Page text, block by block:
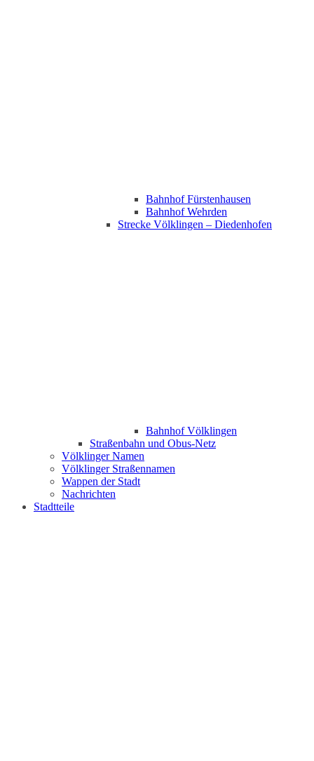
Bahnhof Fürstenhausen
Bahnhof Wehrden
Strecke Völklingen – Diedenhofen
Bahnhof Völklingen
Straßenbahn und Obus-Netz
Völklinger Namen
Völklinger Straßennamen
Wappen der Stadt
Nachrichten
Stadtteile